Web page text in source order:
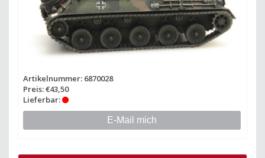
Artikelnummer: 6870028
Preis: €43,50
Lieferbar:
E-Mail mich